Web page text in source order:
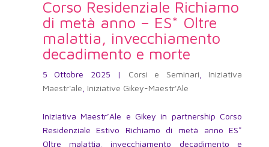
Corso Residenziale Richiamo
di metà anno – ES* Oltre
malattia, invecchiamento
decadimento e morte
5 Ottobre 2025 | Corsi e Seminari
Iniziativa
Maestr'ale Iniziative Gikey-Maestr'Ale
Iniziativa Maestr’Ale e Gikey in partnership Corso
Residenziale Estivo Richiamo di metà anno ES*
Oltre malattia, invecchiamento decadimento e